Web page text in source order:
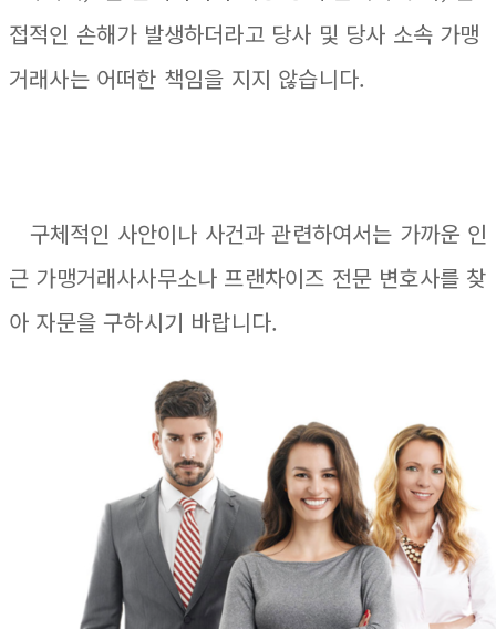
접적인 손해가 발생하더라고 당사 및 당사 소속 가맹
거래사는 어떠한 책임을 지지 않습니다.
구체적인 사안이나 사건과 관련하여서는 가까운 인
근 가맹거래사사무소나 프랜차이즈 전문 변호사를 찾
아 자문을 구하시기 바랍니다.